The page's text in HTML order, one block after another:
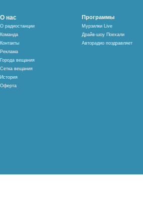
О нас
О радиостанции
Команда
Контакты
Реклама
Города вещания
Сетка вещания
История
Оферта
Программы
Мурзилки Live
Драйв-шоу Поехали
Авторадио поздравляет